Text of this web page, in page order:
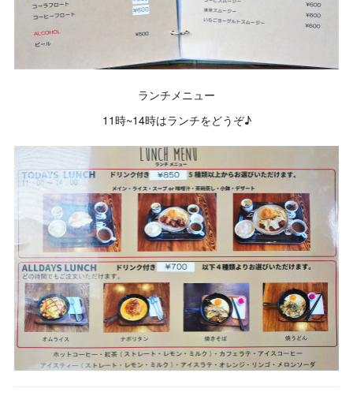
ランチメニュー
11時~14時はランチをどうぞ♪